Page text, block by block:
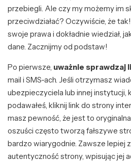
przebiegli. Ale czy my możemy im
przeciwdziałać? Oczywiście, że
swoje prawa i dokładnie wiedział,
dane. Zacznijmy od podstaw!
Po pierwsze, uważnie sprawdzaj
mail i SMS-ach. Jeśli otrzymasz
ubezpieczyciela lub innej instytucji,
podawałeś, kliknij link do strony
masz pewność, że jest to
oszuści często tworzą fałszywe
bardzo wiarygodnie. Zawsze lepiej
autentyczność strony, wpisując jej